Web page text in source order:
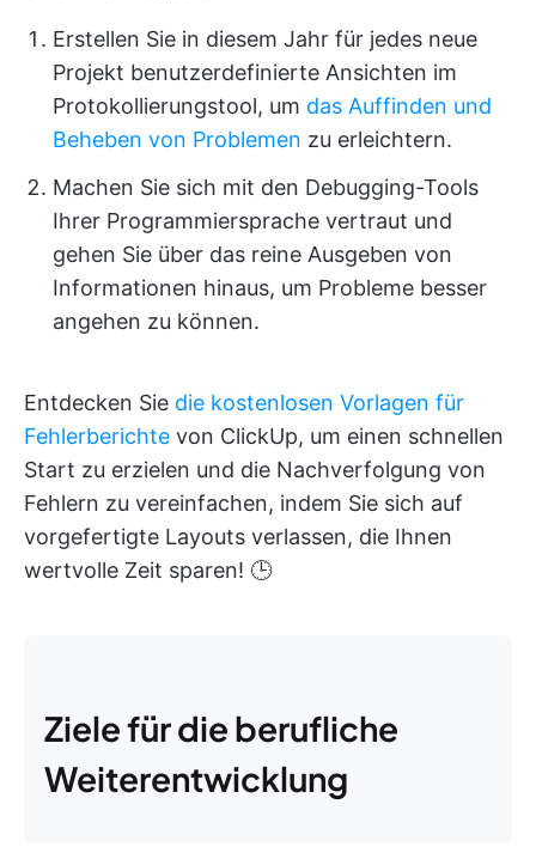
Erstellen Sie in diesem Jahr für jedes neue
Projekt benutzerdefinierte Ansichten im
Protokollierungstool, um das Auffinden und
Beheben von Problemen zu erleichtern.
Machen Sie sich mit den Debugging-Tools
Ihrer Programmiersprache vertraut und
gehen Sie über das reine Ausgeben von
Informationen hinaus, um Probleme besser
angehen zu können.
Entdecken Sie die kostenlosen Vorlagen für
Fehlerberichte von ClickUp, um einen schnellen
Start zu erzielen und die Nachverfolgung von
Fehlern zu vereinfachen, indem Sie sich auf
vorgefertigte Layouts verlassen, die Ihnen
wertvolle Zeit sparen! 🕒
Ziele für die berufliche
Weiterentwicklung